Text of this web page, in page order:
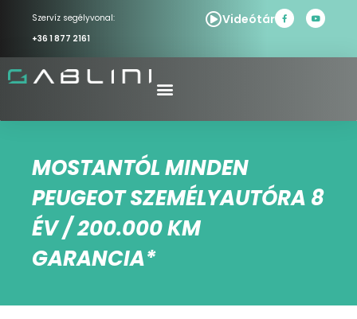
Szervíz segélyvonal:
+36 1 877 2161
Videótár
MOSTANTÓL MINDEN
PEUGEOT SZEMÉLYAUTÓRA 8
ÉV / 200.000 KM
GARANCIA*